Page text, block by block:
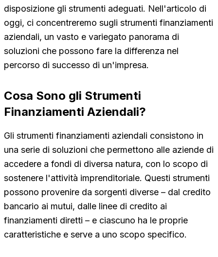
disposizione gli strumenti adeguati. Nell'articolo di
oggi, ci concentreremo sugli strumenti finanziamenti
aziendali, un vasto e variegato panorama di
soluzioni che possono fare la differenza nel
percorso di successo di un'impresa.
Cosa Sono gli Strumenti
Finanziamenti Aziendali?
Gli strumenti finanziamenti aziendali consistono in
una serie di soluzioni che permettono alle aziende di
accedere a fondi di diversa natura, con lo scopo di
sostenere l'attività imprenditoriale. Questi strumenti
possono provenire da sorgenti diverse – dal credito
bancario ai mutui, dalle linee di credito ai
finanziamenti diretti – e ciascuno ha le proprie
caratteristiche e serve a uno scopo specifico.